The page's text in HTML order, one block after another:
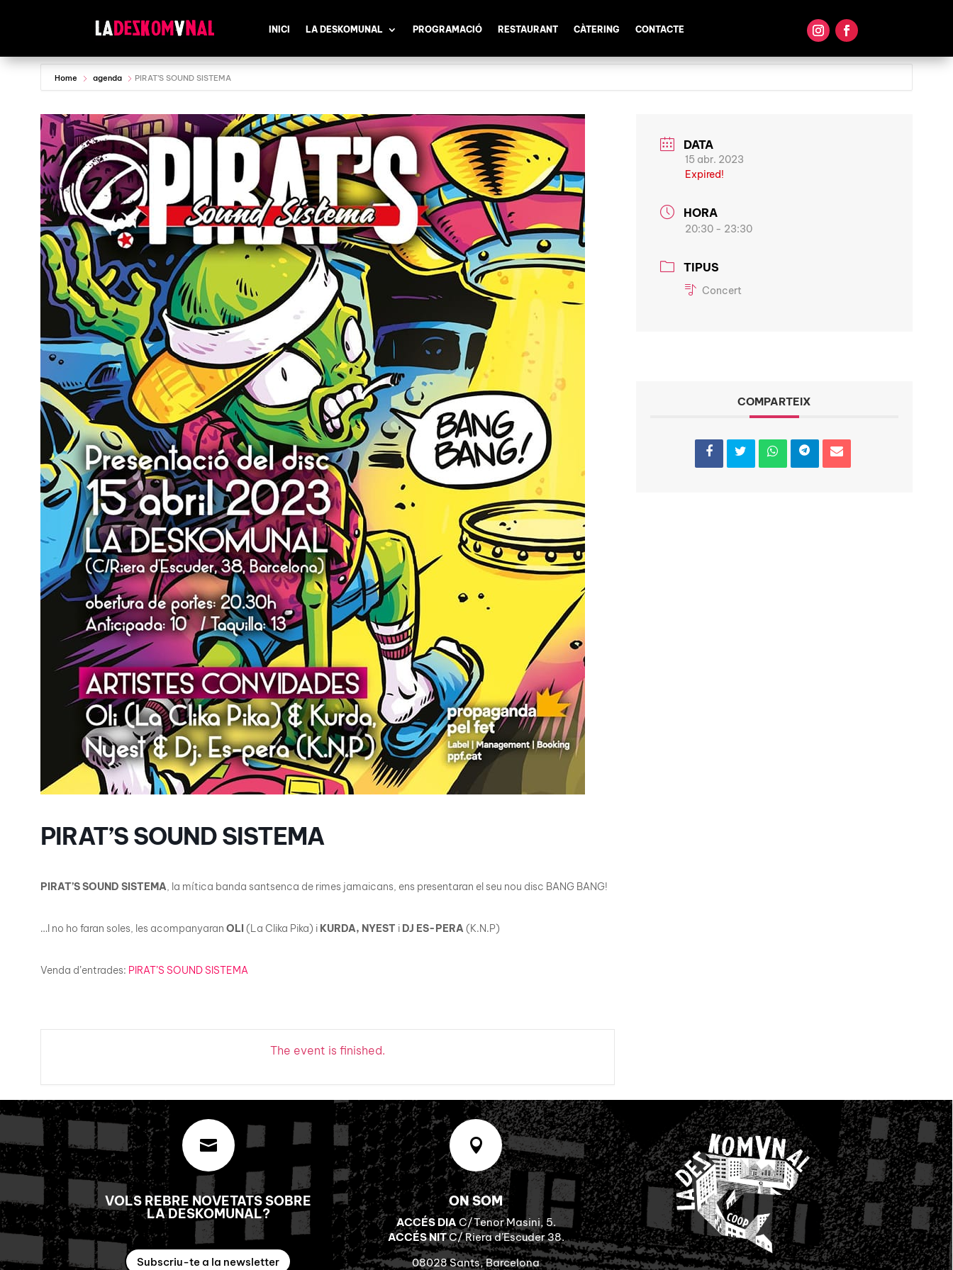
INICI LA DESKOMUNAL PROGRAMACIÓ RESTAURANT CÀTERING CONTACTE
Home agenda PIRAT’S SOUND SISTEMA
PIRAT’S SOUND SISTEMA
PIRAT’S SOUND SISTEMA, la mítica banda santsenca de rimes jamaicans, ens presentaran el seu nou disc BANG BANG!
…I no ho faran soles, les acompanyaran OLI (La Clika Pika) i KURDA, NYEST i DJ ES-PERA(K.N.P)
Venda d’entrades: PIRAT’S SOUND SISTEMA
The event is finished.
DATA
15 abr. 2023
Expired!
HORA
20:30 - 23:30
TIPUS
Concert
COMPARTEIX

VOLS REBRE NOVETATS SOBRE
LA DESKOMUNAL?
Subscriu-te a la newsletter

ON SOM
ACCÉS DIA C/Tenor Masini, 5.
ACCÉS NITC/ Riera d’Escuder 38.
08028 Sants, Barcelona